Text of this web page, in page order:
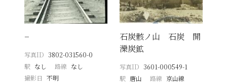
−
写真ID 3802-031560-0
駅 なし 路線 なし
撮影日
不明
石炭骸ノ山 石炭 開
灤炭鉱
写真ID 3601-000549-1
駅 唐山 路線 京山線